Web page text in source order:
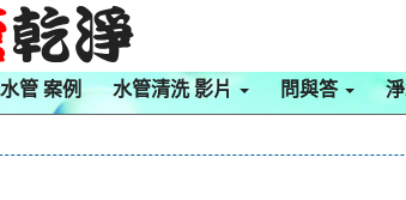
管 案例 水管清洗 影片 問與答